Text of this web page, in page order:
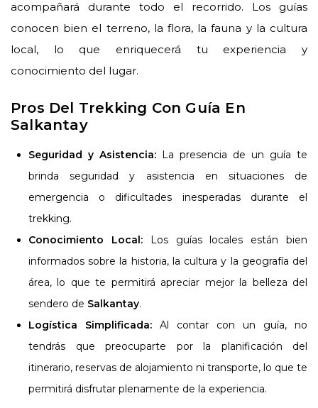
acompañará durante todo el recorrido. Los guías
conocen bien el terreno, la flora, la fauna y la cultura
local, lo que enriquecerá tu experiencia y
conocimiento del lugar.
Pros Del Trekking Con Guía En
Salkantay
Seguridad y Asistencia: La presencia de un guía te
brinda seguridad y asistencia en situaciones de
emergencia o dificultades inesperadas durante el
trekking.
Conocimiento Local:Los guías locales están bien
informados sobre la historia, la cultura y la geografía del
área, lo que te permitirá apreciar mejor la belleza del
sendero de Salkantay.
Logística Simplificada: Al contar con un guía, no
tendrás que preocuparte por la planificación del
itinerario, reservas de alojamiento ni transporte, lo que te
permitirá disfrutar plenamente de la experiencia.